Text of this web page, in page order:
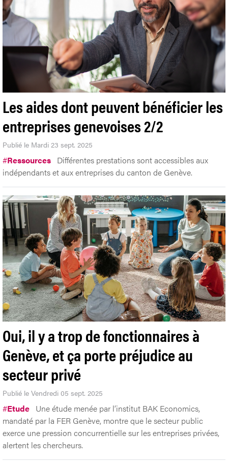
Les aides dont peuvent bénéficier les
entreprises genevoises 2/2
Publié le Mardi 23 sept. 2025
#Ressources Différentes prestations sont accessibles aux
indépendants et aux entreprises du canton de Genève.
Oui, il y a trop de fonctionnaires à
Genève, et ça porte préjudice au
secteur privé
Publié le Vendredi 05 sept. 2025
#Etude Une étude menée par l’institut BAK Economics,
mandaté par la FER Genève, montre que le secteur public
exerce une pression concurrentielle sur les entreprises privées,
alertent les chercheurs.